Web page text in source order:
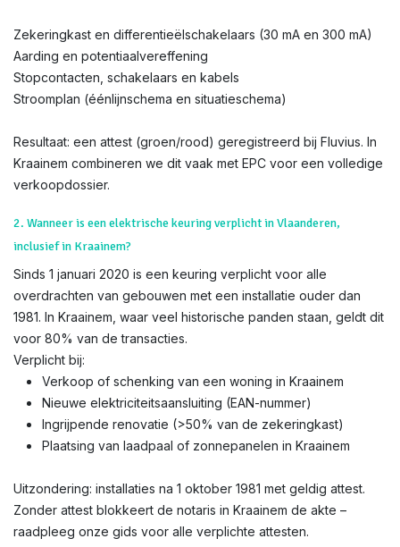
Zekeringkast en differentieëlschakelaars (30 mA en 300 mA)
Aarding en potentiaalvereffening
Stopcontacten, schakelaars en kabels
Stroomplan (éénlijnschema en situatieschema)
Resultaat: een attest (groen/rood) geregistreerd bij Fluvius. In
Kraainem combineren we dit vaak met EPC voor een volledige
verkoopdossier.
2. Wanneer is een elektrische keuring verplicht in Vlaanderen,
inclusief in Kraainem?
Sinds 1 januari 2020 is een keuring verplicht voor alle
overdrachten van gebouwen met een installatie ouder dan
1981. In Kraainem, waar veel historische panden staan, geldt dit
voor 80% van de transacties.
Verplicht bij:
Verkoop of schenking van een woning in Kraainem
Nieuwe elektriciteitsaansluiting (EAN-nummer)
Ingrijpende renovatie (>50% van de zekeringkast)
Plaatsing van laadpaal of zonnepanelen in Kraainem
Uitzondering: installaties na 1 oktober 1981 met geldig attest.
Zonder attest blokkeert de notaris in Kraainem de akte –
raadpleeg onze gids voor alle verplichte attesten.